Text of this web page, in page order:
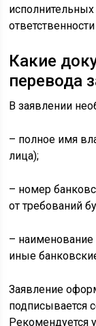
Какие
перевода
В заявлении
– полное имя
лица);
– номер
от требований
–
иные
Заявление
подписывается
Рекомендуется